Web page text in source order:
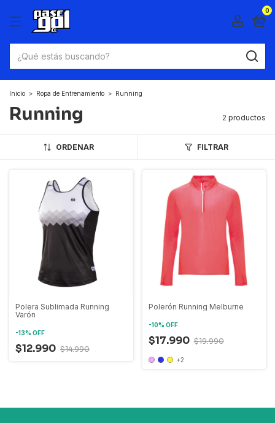
0
Inicio > Ropa de Entrenamiento > Running
Running 2 productos
ORDENAR FILTRAR
Polera Sublimada Running
Varón
-13% OFF
$12.990 $14.990
Polerón Running Melburne
-10% OFF
$17.990 $19.990
+2